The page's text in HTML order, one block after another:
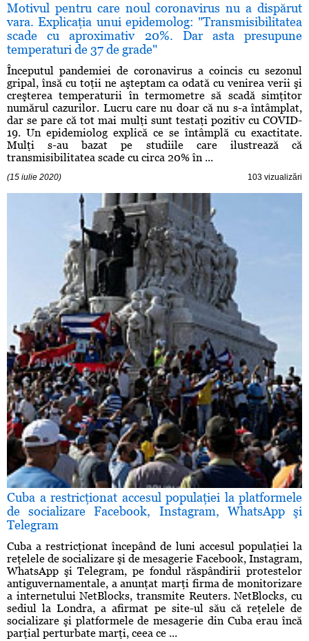
Motivul pentru care noul coronavirus nu a dispărut
vara. Explicaţia unui epidemolog: "Transmisibilitatea
scade cu aproximativ 20%. Dar asta presupune
temperaturi de 37 de grade"
Începutul pandemiei de coronavirus a coincis cu sezonul
gripal, însă cu toţii ne aşteptam ca odată cu venirea verii şi
creşterea temperaturii în termometre să scadă simţitor
numărul cazurilor. Lucru care nu doar că nu s-a întâmplat,
dar se pare că tot mai mulţi sunt testaţi pozitiv cu COVID-
19. Un epidemiolog explică ce se întâmplă cu exactitate.
Mulţi s-au bazat pe studiile care ilustrează că
transmisibilitatea scade cu circa 20% în ...
(15 iulie 2020) 103 vizualizări
Cuba a restricţionat accesul populaţiei la platformele
de socializare Facebook, Instagram, WhatsApp şi
Telegram
Cuba a restricţionat începând de luni accesul populaţiei la
reţelele de socializare şi de mesagerie Facebook, Instagram,
WhatsApp şi Telegram, pe fondul răspândirii protestelor
antiguvernamentale, a anunţat marţi firma de monitorizare
a internetului NetBlocks, transmite Reuters. NetBlocks, cu
sediul la Londra, a afirmat pe site-ul său că reţelele de
socializare şi platformele de mesagerie din Cuba erau încă
parţial perturbate marţi, ceea ce ...